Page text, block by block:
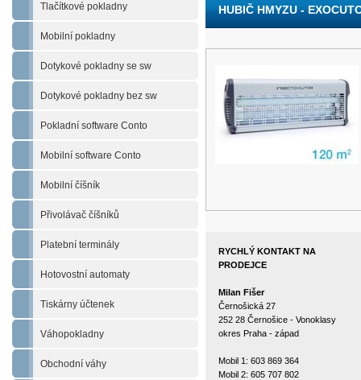
Tlačítkové pokladny
Mobilní pokladny
Dotykové pokladny se sw
Dotykové pokladny bez sw
Pokladní software Conto
Mobilní software Conto
Mobilní číšník
Přivolávač číšníků
Platební terminály
Hotovostní automaty
Tiskárny účtenek
Váhopokladny
Obchodní váhy
HUBIČ HMYZU -
RYCHLÝ KONTAKT NA
PRODEJCE
Milan Fišer
Černošická 27
252 28 Černošice - Vonoklasy
okres Praha - západ
Mobil 1: 603 869 364
Mobil 2: 605 707 802